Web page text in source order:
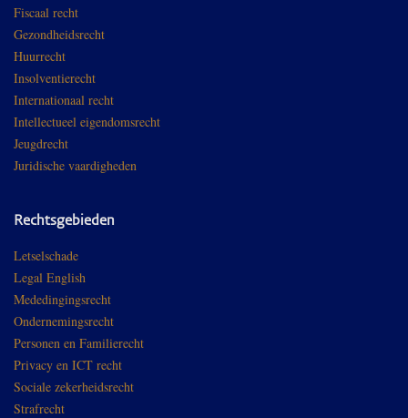
Fiscaal recht
Gezondheidsrecht
Huurrecht
Insolventierecht
Internationaal recht
Intellectueel eigendomsrecht
Jeugdrecht
Juridische vaardigheden
Rechtsgebieden
Letselschade
Legal English
Mededingingsrecht
Ondernemingsrecht
Personen en Familierecht
Privacy en ICT recht
Sociale zekerheidsrecht
Strafrecht